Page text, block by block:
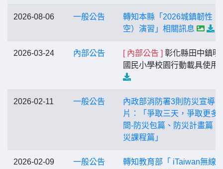
2026-08-06 一般公告
轉知本縣「2026城鎮韌性（
空）演習」相關訊息
2026-03-24 內部公告 [ 內部公告 ] 彰化縣田中鎮明
國民小學校園行動載具使用
2026-02-11 一般公告
內政部消防署3則防災宣導影
片：「爭取三天，爭取更多
間-防災包篇、防災計畫篇、
災課程篇」
2026-02-09 一般公告
轉知教育部「 iTaiwan無線